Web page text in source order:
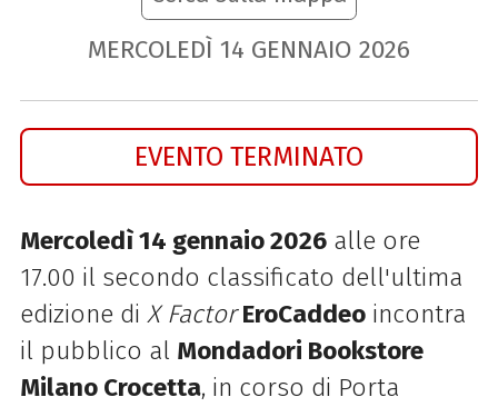
MERCOLEDÌ 14 GENNAIO 2026
EVENTO TERMINATO
Mercoledì 14 gennaio 2026alle ore
17.00 il secondo classificato dell'ultima
edizione di X Factor EroCaddeoincontra
il pubblico al Mondadori Bookstore
Milano Crocetta, in corso di Porta